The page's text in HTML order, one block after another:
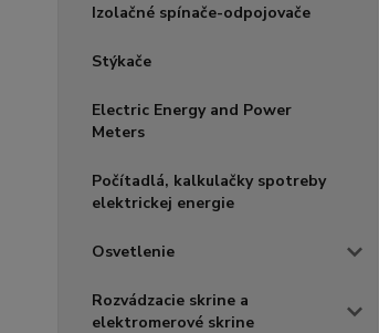
Izolačné spínače-odpojovače
Stýkače
Electric Energy and Power
Meters
Počítadlá, kalkulačky spotreby
elektrickej energie
Osvetlenie
Rozvádzacie skrine a
elektromerové skrine